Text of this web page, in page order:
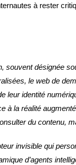
à rester
souvent désignée
le web de
identité
la réalité
du contenu,
invisible qui
d’agents